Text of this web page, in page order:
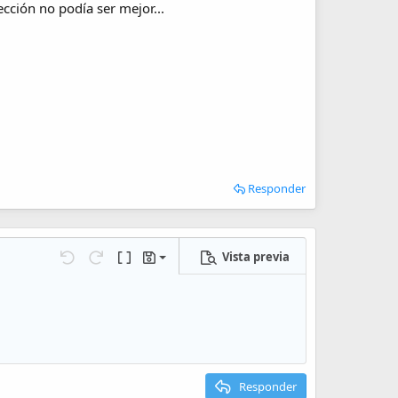
no podía ser mejor...
Responder
DeshacerRehacerCambiar a código BB
Borradores
Guardar borrador
Vista previa
Responder